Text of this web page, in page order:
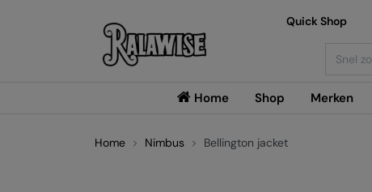
Home Shop Merken
Quick Shop
Home Nimbus Bellington jacket